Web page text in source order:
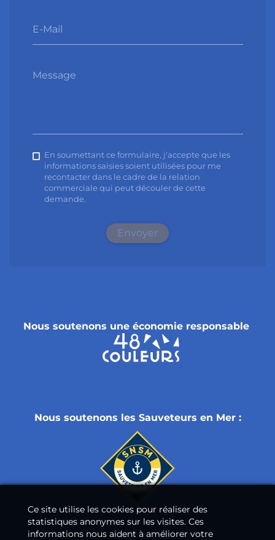
E-Mail
Message
En soumettant ce formulaire, j'accepte que les
informations saisies soient utilisées pour me
recontacter dans le cadre de la relation
commerciale qui peut découler de cette
demande.
Envoyer
Nous soutenons une économie responsable
Nous soutenons les Sauveteurs en Mer :
Ce site utilise les cookies pour réaliser des
statistiques anonymes sur les visites. Ces
informations nous aident à améliorer votre